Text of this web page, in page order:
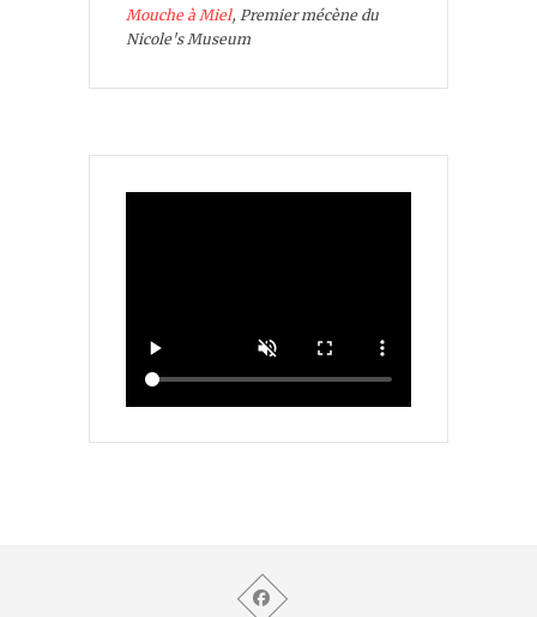
Mouche à Miel, Premier mécène du
Nicole's Museum